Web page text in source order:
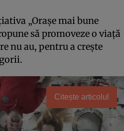
„Orașe mai bune
să promoveze o viață
nu au, pentru a crește
Citește articolul